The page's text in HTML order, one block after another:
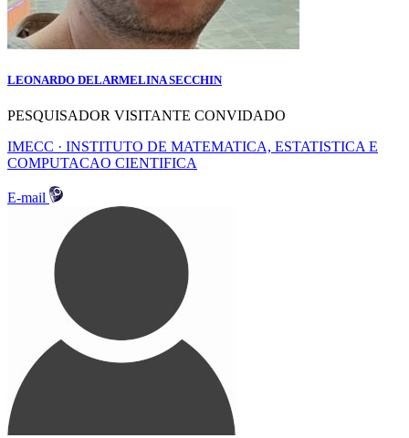
LEONARDO DELARMELINA SECCHIN
PESQUISADOR VISITANTE CONVIDADO
IMECC · INSTITUTO DE MATEMATICA, ESTATISTICA E
COMPUTACAO CIENTIFICA
E-mail